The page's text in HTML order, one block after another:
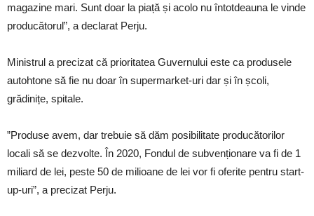
magazine mari. Sunt doar la piață și acolo nu întotdeauna le vinde
producătorul”, a declarat Perju.
Ministrul a precizat că prioritatea Guvernului este ca produsele
autohtone să fie nu doar în supermarket-uri dar și în școli,
grădinițe, spitale.
”Produse avem, dar trebuie să dăm posibilitate producătorilor
locali să se dezvolte. În 2020, Fondul de subvenționare va fi de 1
miliard de lei, peste 50 de milioane de lei vor fi oferite pentru start-
up-uri”, a precizat Perju.